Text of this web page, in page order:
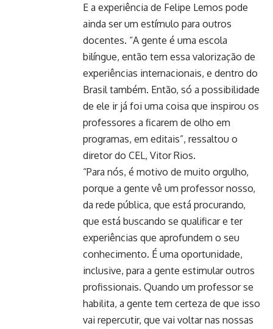
E a experiência de Felipe Lemos pode
ainda ser um estímulo para outros
docentes. “A gente é uma escola
bilíngue, então tem essa valorização de
experiências internacionais, e dentro do
Brasil também. Então, só a possibilidade
de ele ir já foi uma coisa que inspirou os
professores a ficarem de olho em
programas, em editais”, ressaltou o
diretor do CEL, Vitor Rios.
“Para nós, é motivo de muito orgulho,
porque a gente vê um professor nosso,
da rede pública, que está procurando,
que está buscando se qualificar e ter
experiências que aprofundem o seu
conhecimento. É uma oportunidade,
inclusive, para a gente estimular outros
profissionais. Quando um professor se
habilita, a gente tem certeza de que isso
vai repercutir, que vai voltar nas nossas